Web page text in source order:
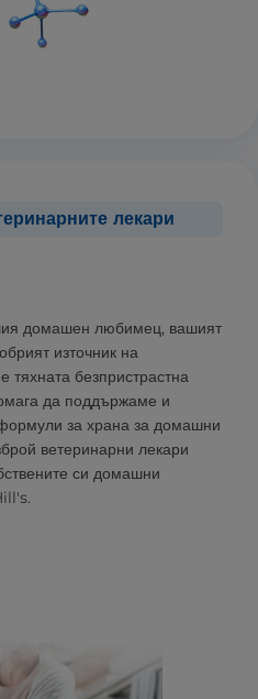
лекари
домашен любимец, вашият
източник на
безпристрастна
да поддържаме и
за храна за домашни
ветеринарни лекари
си домашни